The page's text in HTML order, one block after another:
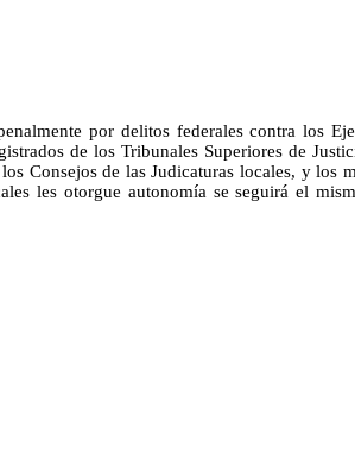
por delitos federales contra los
de los Tribunales Superiores de
Consejos de las Judicaturas locales, y los
les otorgue autonomía se seguirá el